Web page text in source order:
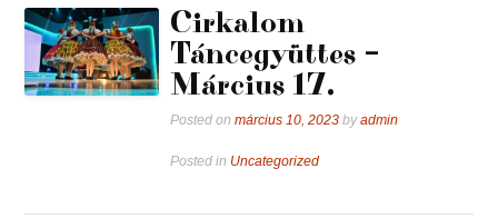
Cirkalom
Táncegyüttes –
Március 17.
Posted onmárcius 10, 2023 byadmin
Posted in Uncategorized